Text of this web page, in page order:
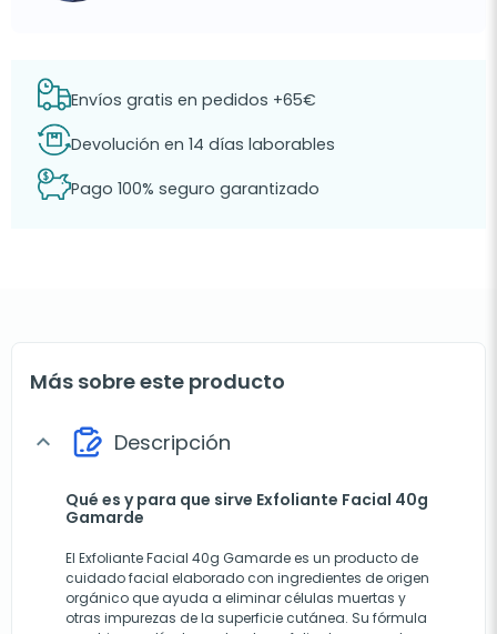
Envíos gratis en pedidos +65€
Devolución en 14 días laborables
Pago 100% seguro garantizado
Más sobre este producto
expand_more Descripción
Qué es y para que sirve Exfoliante Facial 40g
Gamarde
El Exfoliante Facial 40g Gamarde es un producto de
cuidado facial elaborado con ingredientes de origen
orgánico que ayuda a eliminar células muertas y
otras impurezas de la superficie cutánea. Su fórmula